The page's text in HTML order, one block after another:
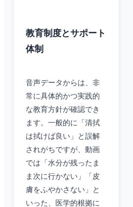
教育制度とサポート
体制
音声データからは、非
常に具体的かつ実践的
な教育方針が確認でき
ます。一般的に「清拭
は拭けば良い」と誤解
されがちですが、動画
では「水分が残ったま
ま次に行かない」「皮
膚をふやかさない」と
いった、医学的根拠に